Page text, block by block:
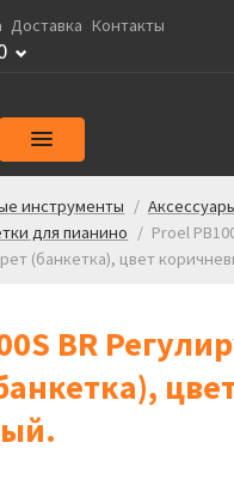
Доставка Контакты
инструменты /
для пианино / Proel
(банкетка), цвет
BR